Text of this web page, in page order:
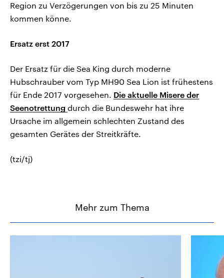
Region zu Verzögerungen von bis zu 25 Minuten
kommen könne.
Ersatz erst 2017
Der Ersatz für die Sea King durch moderne
Hubschrauber vom Typ MH90 Sea Lion ist frühestens
für Ende 2017 vorgesehen. Die aktuelle Misere der
Seenotrettung durch die Bundeswehr hat ihre
Ursache im allgemein schlechten Zustand des
gesamten Gerätes der Streitkräfte.
(tzi/tj)
Mehr zum Thema